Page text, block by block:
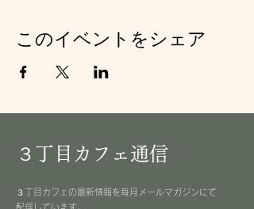
このイベントをシェア
３丁目カフェ通信
３丁目カフェの最新情報を毎月メールマガジンにて
配信しています。